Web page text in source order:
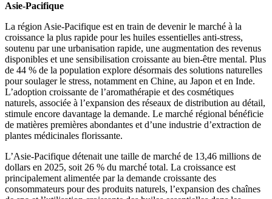
Asie-Pacifique
La région Asie-Pacifique est en train de devenir le marché à la
croissance la plus rapide pour les huiles essentielles anti-stress,
soutenu par une urbanisation rapide, une augmentation des revenus
disponibles et une sensibilisation croissante au bien-être mental. Plus
de 44 % de la population explore désormais des solutions naturelles
pour soulager le stress, notamment en Chine, au Japon et en Inde.
L’adoption croissante de l’aromathérapie et des cosmétiques
naturels, associée à l’expansion des réseaux de distribution au détail,
stimule encore davantage la demande. Le marché régional bénéficie
de matières premières abondantes et d’une industrie d’extraction de
plantes médicinales florissante.
L’Asie-Pacifique détenait une taille de marché de 13,46 millions de
dollars en 2025, soit 26 % du marché total. La croissance est
principalement alimentée par la demande croissante des
consommateurs pour des produits naturels, l’expansion des chaînes